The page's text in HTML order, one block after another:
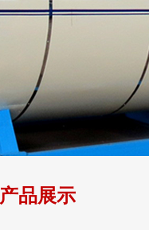
产品展示